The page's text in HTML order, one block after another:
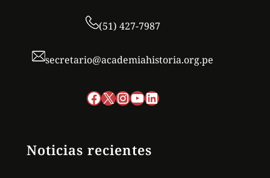
(51) 427-7987
secretario@academiahistoria.org.pe
Facebook
X Instagram
YouTube
LinkedIn
Noticias recientes